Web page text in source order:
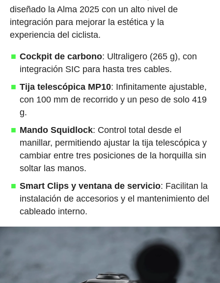
diseñado la Alma 2025 con un alto nivel de
integración para mejorar la estética y la
experiencia del ciclista.
Cockpit de carbono: Ultraligero (265 g), con
integración SIC para hasta tres cables.
Tija telescópica MP10: Infinitamente ajustable,
con 100 mm de recorrido y un peso de solo 419
g.
Mando Squidlock: Control total desde el
manillar, permitiendo ajustar la tija telescópica y
cambiar entre tres posiciones de la horquilla sin
soltar las manos.
Smart Clips y ventana de servicio: Facilitan la
instalación de accesorios y el mantenimiento del
cableado interno.